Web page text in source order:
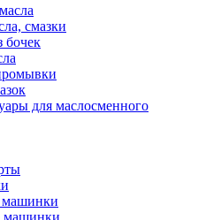
смазки
бочек
для маслосменного
машинки